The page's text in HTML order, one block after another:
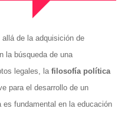
de la adquisición de
la búsqueda de una
legales, la filosofía política
para el desarrollo de un
fundamental en la educación